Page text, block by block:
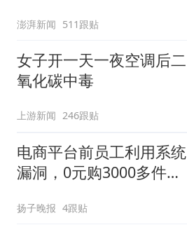
澎湃新闻 511跟贴
女子开一天一夜空调后二
氧化碳中毒
上游新闻 246跟贴
电商平台前员工利用系统
漏洞，0元购3000多件家
扬子晚报 4跟贴